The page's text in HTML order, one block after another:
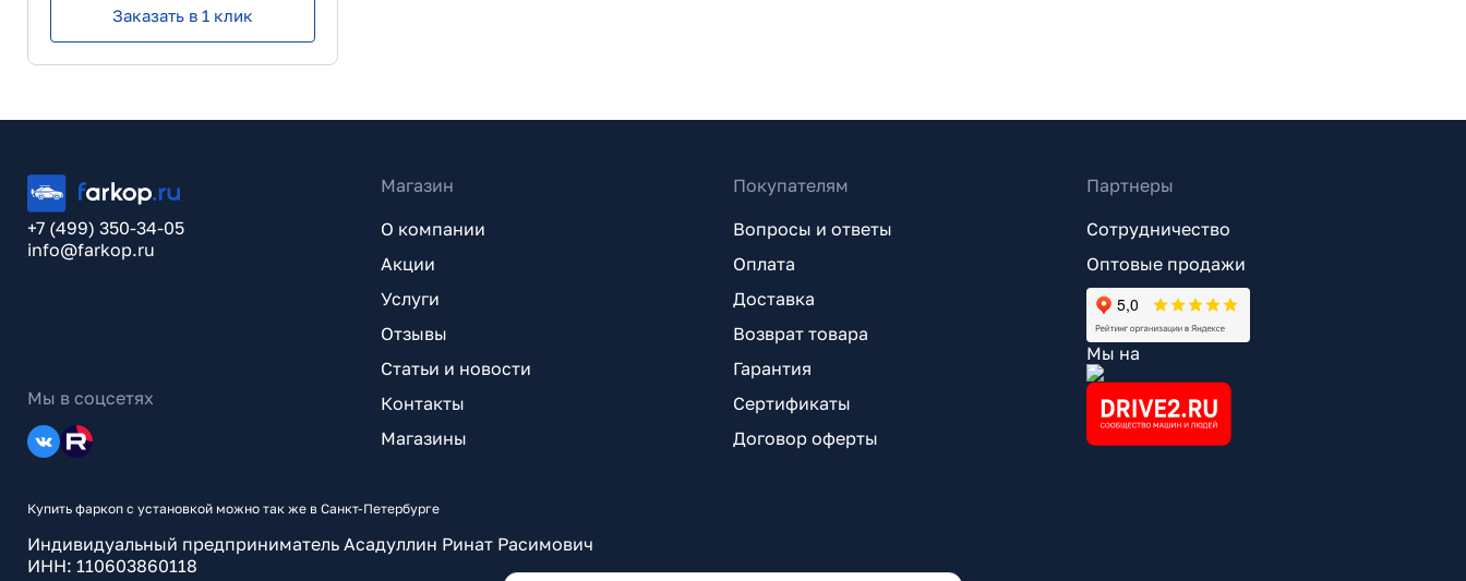
Заказать в 1 клик
+7 (499) 350-34-05
info@farkop.ru
Мы в соцсетях
Магазин
О компании
Акции
Услуги
Отзывы
Статьи и новости
Контакты
Магазины
Покупателям
Вопросы и ответы
Оплата
Доставка
Возврат товара
Гарантия
Сертификаты
Договор оферты
Партнеры
Сотрудничество
Оптовые продажи
Мы на
Купить фаркоп с установкой можно так же в Санкт-Петербурге
Индивидуальный предприниматель Асадуллин Ринат Расимович
ИНН: 110603860118